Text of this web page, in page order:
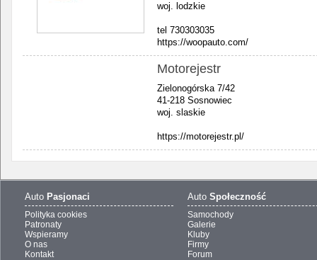
woj. lodzkie
tel 730303035
https://woopauto.com/
Motorejestr
Zielonogórska 7/42
41-218 Sosnowiec
woj. slaskie
https://motorejestr.pl/
Auto Pasjonaci
Polityka cookies
Patronaty
Wspieramy
O nas
Kontakt
Auto Społeczność
Samochody
Galerie
Kluby
Firmy
Forum